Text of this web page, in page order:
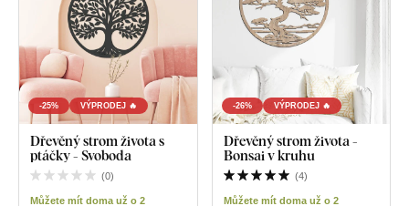
-25% VÝPRODEJ 🔥
Dřevěný strom života s
ptáčky - Svoboda
(0)
Můžete mít doma už o 2
-26% VÝPRODEJ 🔥
Dřevěný strom života -
Bonsai v kruhu
(4)
Můžete mít doma už o 2